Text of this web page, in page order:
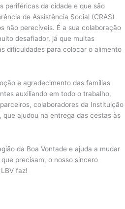
periféricas da cidade e que são
de Assistência Social (CRAS)
não perecíveis. É a sua colaboração
desafiador, já que muitas
dificuldades para colocar o alimento
e agradecimento das famílias
auxiliando em todo o trabalho,
colaboradores da Instituição
que ajudou na entrega das cestas às
da Boa Vontade e ajuda a mudar
precisam, o nosso sincero
faz!